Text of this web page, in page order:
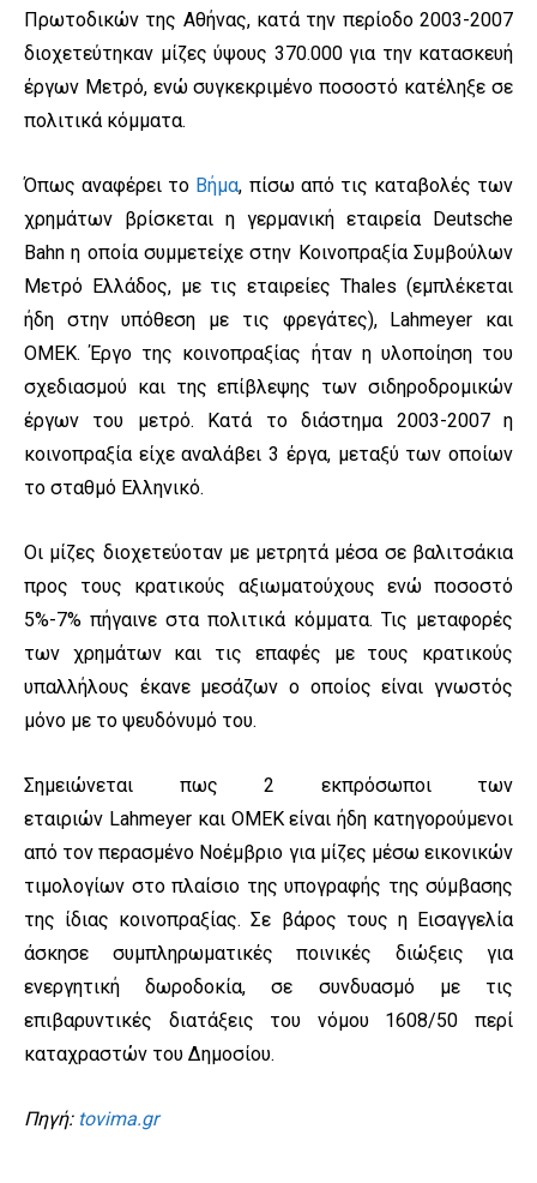
Πρωτοδικών της Αθήνας, κατά την περίοδο 2003-2007
διοχετεύτηκαν μίζες ύψους 370.000 για την κατασκευή
έργων Μετρό, ενώ συγκεκριμένο ποσοστό κατέληξε σε
πολιτικά κόμματα.
Όπως αναφέρει το Βήμα, πίσω από τις καταβολές των
χρημάτων βρίσκεται η γερμανική εταιρεία Deutsche
Bahn η οποία συμμετείχε στην Κοινοπραξία Συμβούλων
Μετρό Ελλάδος, με τις εταιρείες Thales (εμπλέκεται
ήδη στην υπόθεση με τις φρεγάτες), Lahmeyer και
ΟΜΕΚ. Έργο της κοινοπραξίας ήταν η υλοποίηση του
σχεδιασμού και της επίβλεψης των σιδηροδρομικών
έργων του μετρό. Κατά το διάστημα 2003-2007 η
κοινοπραξία είχε αναλάβει 3 έργα, μεταξύ των οποίων
το σταθμό Ελληνικό.
Οι μίζες διοχετεύοταν με μετρητά μέσα σε βαλιτσάκια
προς τους κρατικούς αξιωματούχους ενώ ποσοστό
5%-7% πήγαινε στα πολιτικά κόμματα. Τις μεταφορές
των χρημάτων και τις επαφές με τους κρατικούς
υπαλλήλους έκανε μεσάζων ο οποίος είναι γνωστός
μόνο με το ψευδόνυμό του.
Σημειώνεται πως 2 εκπρόσωποι των
εταιριών Lahmeyer και ΟΜΕΚ είναι ήδη κατηγορούμενοι
από τον περασμένο Νοέμβριο για μίζες μέσω εικονικών
τιμολογίων στο πλαίσιο της υπογραφής της σύμβασης
της ίδιας κοινοπραξίας. Σε βάρος τους η Εισαγγελία
άσκησε συμπληρωματικές ποινικές διώξεις για
ενεργητική δωροδοκία, σε συνδυασμό με τις
επιβαρυντικές διατάξεις του νόμου 1608/50 περί
καταχραστών του Δημοσίου.
Πηγή: tovima.gr